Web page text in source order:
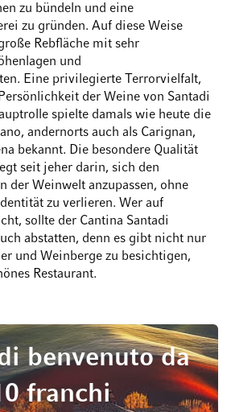
zu bündeln und eine
zu gründen. Auf diese Weise
Rebfläche mit sehr
und
Eine privilegierte Terrorvielfalt,
der Weine von Santadi
spielte damals wie heute die
andernorts auch als Carignan,
bekannt. Die besondere Qualität
seit jeher darin, sich den
der Weinwelt anzupassen, ohne
zu verlieren. Wer auf
sollte der Cantina Santadi
abstatten, denn es gibt nicht nur
und Weinberge zu besichtigen,
Restaurant.
benvenuto da
franchi